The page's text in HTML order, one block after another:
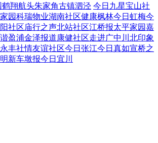
鹤翔航头朱家角古镇泗泾 今日九星宝山社
园科瑞物业湖南社区健康枫林今日虹梅今
社区庙行之声北站社区江桥报太平家园嘉
盈浦金泽报道康健社区走进广中 川北印象
永丰社情友谊社区今日张江今日真如宣桥之
新车墩报今日宜川